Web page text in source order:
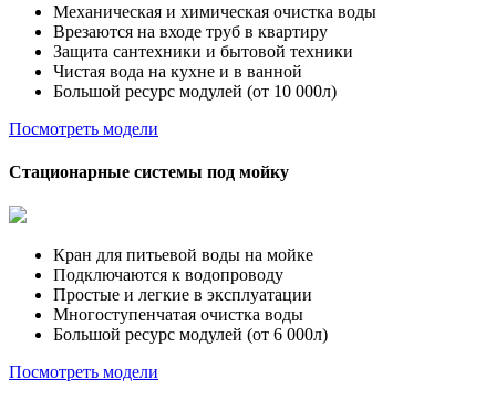
Механическая и химическая очистка воды
Врезаются на входе труб в квартиру
Защита сантехники и бытовой техники
Чистая вода на кухне и в ванной
Большой ресурс модулей (от 10 000л)
Посмотреть модели
Стационарные системы под мойку
Кран для питьевой воды на мойке
Подключаются к водопроводу
Простые и легкие в эксплуатации
Многоступенчатая очистка воды
Большой ресурс модулей (от 6 000л)
Посмотреть модели